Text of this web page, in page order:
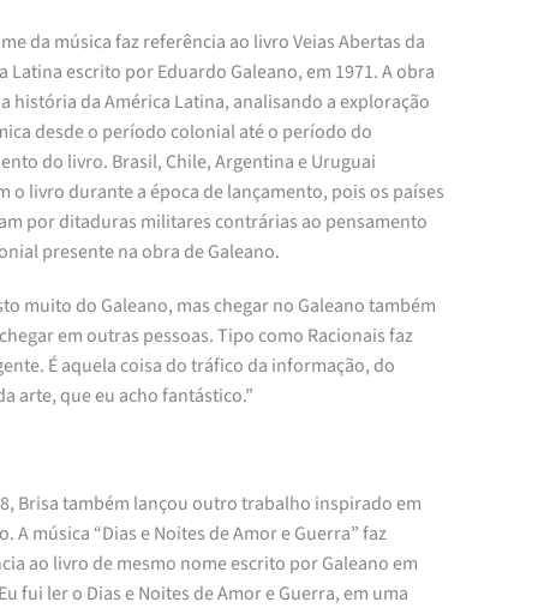
da música faz referência ao livro Veias Abertas da
Latina escrito por Eduardo Galeano, em 1971. A obra
história da América Latina, analisando a exploração
desde o período colonial até o período do
do livro. Brasil, Chile, Argentina e Uruguai
o livro durante a época de lançamento, pois os países
por ditaduras militares contrárias ao pensamento
presente na obra de Galeano.
muito do Galeano, mas chegar no Galeano também
em outras pessoas. Tipo como Racionais faz
É aquela coisa do tráfico da informação, do
arte, que eu acho fantástico.”
Brisa também lançou outro trabalho inspirado em
A música “Dias e Noites de Amor e Guerra” faz
ao livro de mesmo nome escrito por Galeano em
fui ler o Dias e Noites de Amor e Guerra, em uma